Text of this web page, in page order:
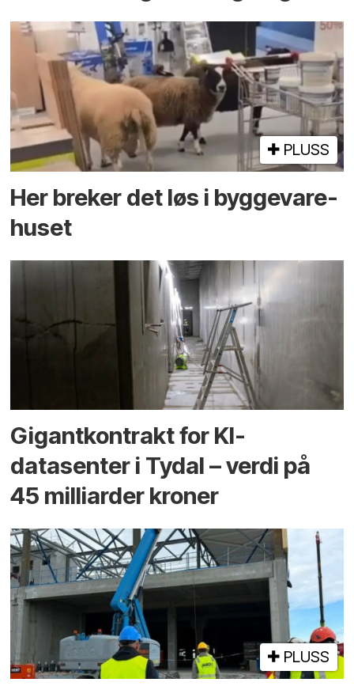
PLUSS
Her breker det løs i bygge­vare­
huset
Gigantkontrakt for KI-
datasenter i Tydal – verdi på
45 milliarder kroner
PLUSS